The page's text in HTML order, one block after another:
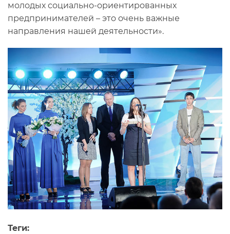
молодых социально-ориентированных
предпринимателей – это очень важные
направления нашей деятельности».
Теги: